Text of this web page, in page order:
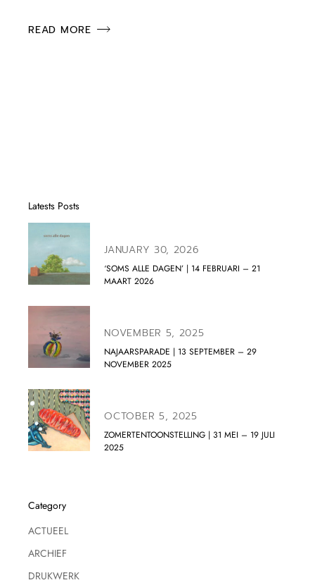
READ MORE
Latests Posts
JANUARY 30, 2026
‘SOMS ALLE DAGEN’ | 14 FEBRUARI – 21
MAART 2026
NOVEMBER 5, 2025
NAJAARSPARADE | 13 SEPTEMBER – 29
NOVEMBER 2025
OCTOBER 5, 2025
ZOMERTENTOONSTELLING | 31 MEI – 19 JULI
2025
Category
ACTUEEL
ARCHIEF
DRUKWERK